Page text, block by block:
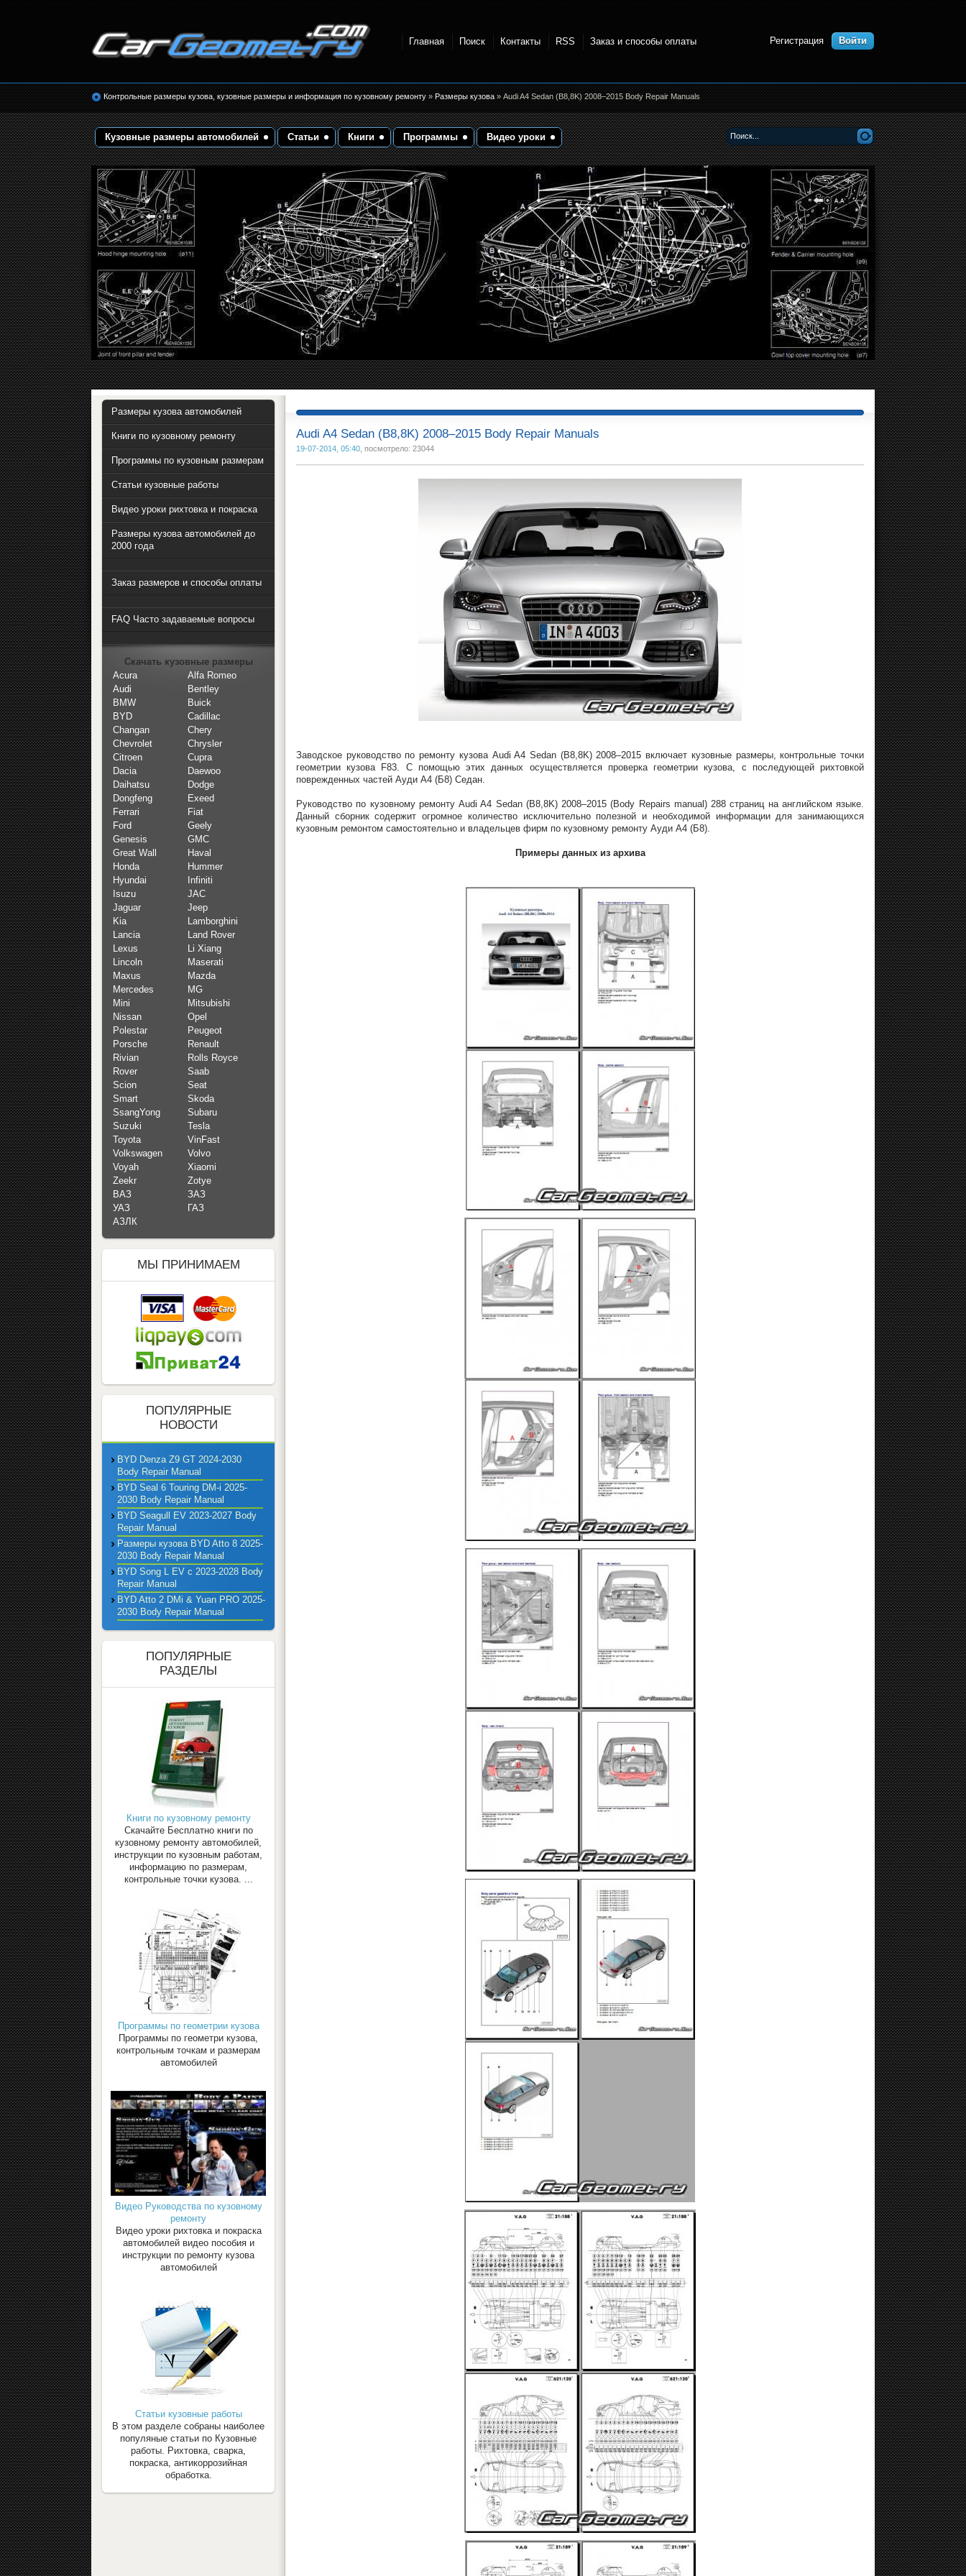
кузовные размеры. Геометрия кузова
Главная Поиск Контакты RSS Заказ и способы оплаты Регистрация Войти
Контрольные размеры кузова, кузовные размеры и информация по кузовному ремонту»Размеры кузова» Audi A4 Sedan (B8,8K) 2008–2015 Body Repair Manuals
Кузовные размеры автомобилей Статьи Книги Программы Видео уроки
Audi A4 Sedan (B8,8K) 2008–2015 Body Repair Manuals
19-07-2014, 05:40, посмотрело: 23044
Заводское руководство по ремонту кузова Audi A4 Sedan (B8,8K) 2008–2015 включает кузовные размеры, контрольные точки
геометрии кузова F83. С помощью этих данных осуществляется проверка геометрии кузова, с последующей рихтовкой
поврежденных частей Ауди А4 (Б8) Седан.
Руководство по кузовному ремонту Audi A4 Sedan (B8,8K) 2008–2015 (Body Repairs manual) 288 страниц на английском языке.
Данный сборник содержит огромное количество исключительно полезной и необходимой информации для занимающихся
кузовным ремонтом самостоятельно и владельцев фирм по кузовному ремонту Ауди А4 (Б8).
Примеры данных из архива
Размеры кузова автомобилей
Книги по кузовному ремонту
Программы по кузовным размерам
Статьи кузовные работы
Видео уроки рихтовка и покраска
Размеры кузова автомобилей до
2000 года
Заказ размеров и способы оплаты
FAQ Часто задаваемые вопросы
Скачать кузовные размеры
Acura
Alfa Romeo
Audi
Bentley
BMW
Buick
BYD
Cadillac
Changan
Chery
Chevrolet
Chrysler
Citroen
Cupra
Dacia
Daewoo
Daihatsu
Dodge
Dongfeng
Exeed
Ferrari
Fiat
Ford
Geely
Genesis
GMC
Great Wall
Haval
Honda
Hummer
Hyundai
Infiniti
Isuzu
JAC
Jaguar
Jeep
Kia
Lamborghini
Lancia
Land Rover
Lexus
Li Xiang
Lincoln
Maserati
Maxus
Mazda
Mercedes
MG
Mini
Mitsubishi
Nissan
Opel
Polestar
Peugeot
Porsche
Renault
Rivian
Rolls Royce
Rover
Saab
Scion
Seat
Smart
Skoda
SsangYong
Subaru
Suzuki
Tesla
Toyota
VinFast
Volkswagen
Volvo
Voyah
Xiaomi
Zeekr
Zotye
ВАЗ
ЗАЗ
УАЗ
ГАЗ
АЗЛК
МЫ ПРИНИМАЕМ
ПОПУЛЯРНЫЕ
НОВОСТИ
BYD Denza Z9 GT 2024-2030
Body Repair Manual
BYD Seal 6 Touring DM-i 2025-
2030 Body Repair Manual
BYD Seagull EV 2023-2027 Body
Repair Manual
Размеры кузова BYD Atto 8 2025-
2030 Body Repair Manual
BYD Song L EV с 2023-2028 Body
Repair Manual
BYD Atto 2 DMi & Yuan PRO 2025-
2030 Body Repair Manual
ПОПУЛЯРНЫЕ
РАЗДЕЛЫ
Книги по кузовному ремонту
Скачайте Бесплатно книги по
кузовному ремонту автомобилей,
инструкции по кузовным работам,
информацию по размерам,
контрольные точки кузова. ...
Программы по геометрии кузова
Программы по геометри кузова,
контрольным точкам и размерам
автомобилей
Видео Руководства по кузовному
ремонту
Видео уроки рихтовка и покраска
автомобилей видео пособия и
инструкции по ремонту кузова
автомобилей
Статьи кузовные работы
В этом разделе собраны наиболее
популяные статьи по Кузовные
работы. Рихтовка, сварка,
покраска, антикоррозийная
обработка.